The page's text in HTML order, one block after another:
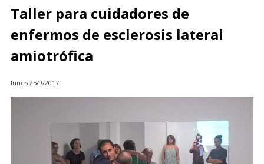
Taller para cuidadores de
enfermos de esclerosis lateral
amiotrófica
lunes 25/9/2017